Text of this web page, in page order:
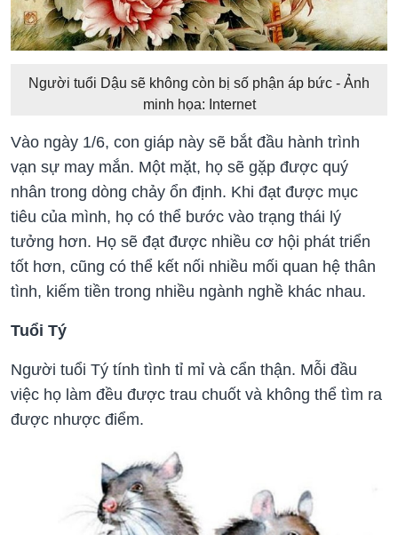
Người tuổi Dậu sẽ không còn bị số phận áp bức - Ảnh
minh họa: Internet
Vào ngày 1/6, con giáp này sẽ bắt đầu hành trình
vạn sự may mắn. Một mặt, họ sẽ gặp được quý
nhân trong dòng chảy ổn định. Khi đạt được mục
tiêu của mình, họ có thể bước vào trạng thái lý
tưởng hơn. Họ sẽ đạt được nhiều cơ hội phát triển
tốt hơn, cũng có thể kết nối nhiều mối quan hệ thân
tình, kiếm tiền trong nhiều ngành nghề khác nhau.
Tuổi Tý
Người tuổi Tý tính tình tỉ mỉ và cẩn thận. Mỗi đầu
việc họ làm đều được trau chuốt và không thể tìm ra
được nhược điểm.